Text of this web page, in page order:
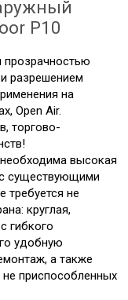
Р10
прозрачностью
разрешением
на
Open Air.
торгово-
высокая
с существующими
требуется не
круглая,
гибкого
удобную
а также
не приспособленных